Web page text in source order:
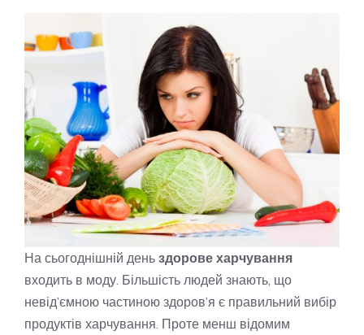
На сьогоднішній день здорове харчування
входить в моду. Більшість людей знають, що
невід’ємною частиною здоров’я є правильний вибір
продуктів харчування. Проте менш відомим